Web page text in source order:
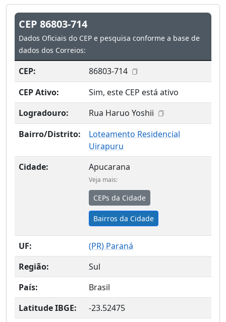
CEP 86803-714
Dados Oficiais do CEP e pesquisa conforme a base de
dados dos Correios:
CEP:
86803-714
CEP Ativo:
Sim, este CEP está ativo
Logradouro:
Rua Haruo Yoshii
Bairro/Distrito:
Loteamento Residencial
Uirapuru
Cidade:
Apucarana
Veja mais:
CEPs da Cidade
Bairros da Cidade
UF: (PR) Paraná
Região:
Sul
País:
Brasil
Latitude IBGE:
-23.52475